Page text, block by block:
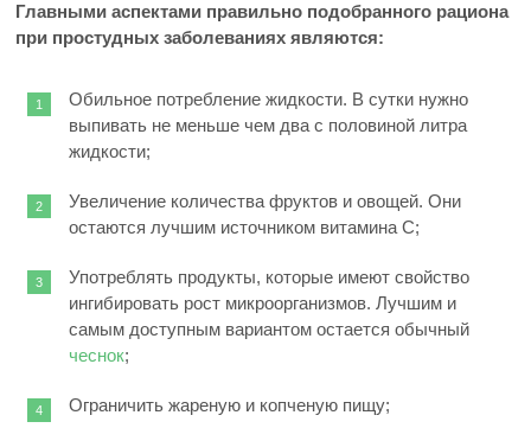
Главными аспектами правильно подобранного рациона
при простудных заболеваниях являются:
Обильное потребление жидкости. В сутки нужно
выпивать не меньше чем два с половиной литра
жидкости;
Увеличение количества фруктов и овощей. Они
остаются лучшим источником витамина C;
Употреблять продукты, которые имеют свойство
ингибировать рост микроорганизмов. Лучшим и
самым доступным вариантом остается обычный
чеснок;
Ограничить жареную и копченую пищу;